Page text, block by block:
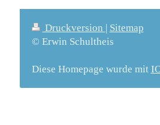
Druckversion | Sitemap
© Erwin Schultheis
Diese Homepage wurde mit